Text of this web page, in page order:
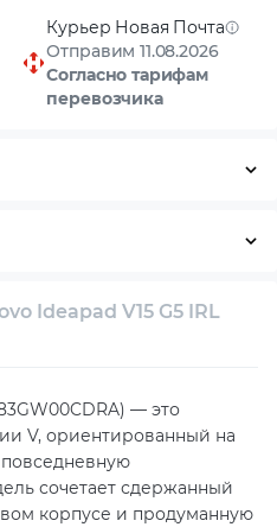
Курьер Новая Почта
Отправим 11.08.2026
Согласно тарифам
перевозчика
14 дней
Консультация
Ideapad V15 G5 IRL
— это
V, ориентированный на
сочетает сдержанный
корпусе и продуманную